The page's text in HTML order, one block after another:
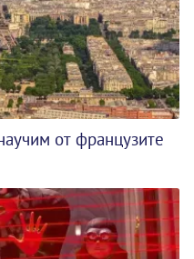
от французите